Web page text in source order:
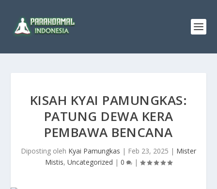
KISAH KYAI PAMUNGKAS:
PATUNG DEWA KERA
PEMBAWA BENCANA
Diposting oleh Kyai Pamungkas | Feb 23, 2025 | Mister
Mistis, Uncategorized | 0 |